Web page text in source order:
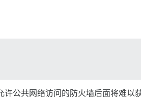
公共网络访问的防火墙后面将难以